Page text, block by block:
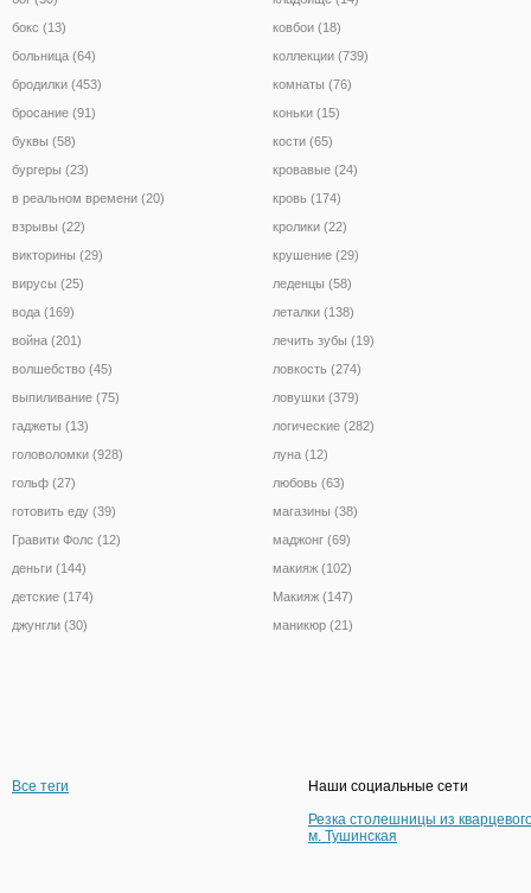
бокс (13)
больница (64)
бродилки (453)
бросание (91)
буквы (58)
бургеры (23)
в реальном времени (20)
взрывы (22)
викторины (29)
вирусы (25)
вода (169)
война (201)
волшебство (45)
выпиливание (75)
гаджеты (13)
головоломки (928)
гольф (27)
готовить еду (39)
Гравити Фолс (12)
деньги (144)
детские (174)
джунгли (30)
ковбои (18)
коллекции (739)
комнаты (76)
коньки (15)
кости (65)
кровавые (24)
кровь (174)
кролики (22)
крушение (29)
леденцы (58)
леталки (138)
лечить зубы (19)
ловкость (274)
ловушки (379)
логические (282)
луна (12)
любовь (63)
магазины (38)
маджонг (69)
макияж (102)
Макияж (147)
маникюр (21)
Все теги
Наши социальные сети
Резка столешницы из
м. Тушинская